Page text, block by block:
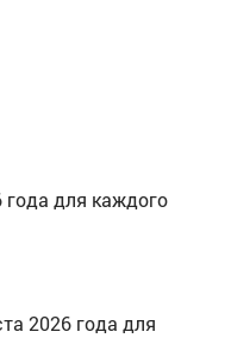
года для каждого
2026 года для